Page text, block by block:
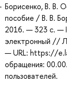
Борисенко, В. В.
пособие / В. В.
2016. — 323 с. —
электронный //
— URL: https://
обращения:
пользователей.